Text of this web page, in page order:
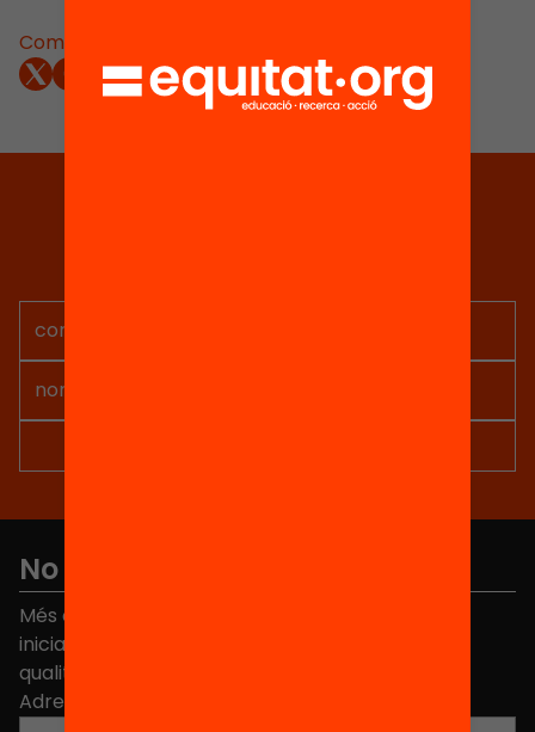
Comparteix:
No et perdis res
Més de 40.000 persones ja han triat Equitat. Rep
iniciatives, propostes i projectes per millorar la
qualitat de l'educació a Catalunya.
Adreça electrònica